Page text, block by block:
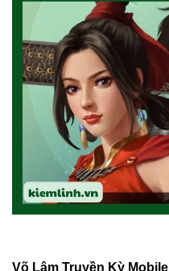
Võ Lâm Truyền Kỳ Mobile